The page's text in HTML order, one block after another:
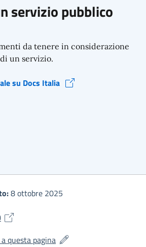
servizio pubblico
da tenere in considerazione
un servizio.
su Docs Italia
digitale (si apre in una nuova finestra)
8 ottobre 2025
(si apre in una nuova finestra)
questa pagina(si apre in una nuova